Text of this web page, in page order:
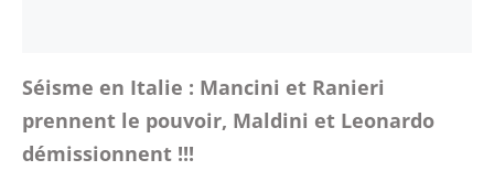
Séisme en Italie : Mancini et Ranieri
prennent le pouvoir, Maldini et Leonardo
démissionnent !!!